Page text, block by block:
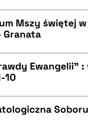
Mszy świętej
Granata
Ewangelii" :
10